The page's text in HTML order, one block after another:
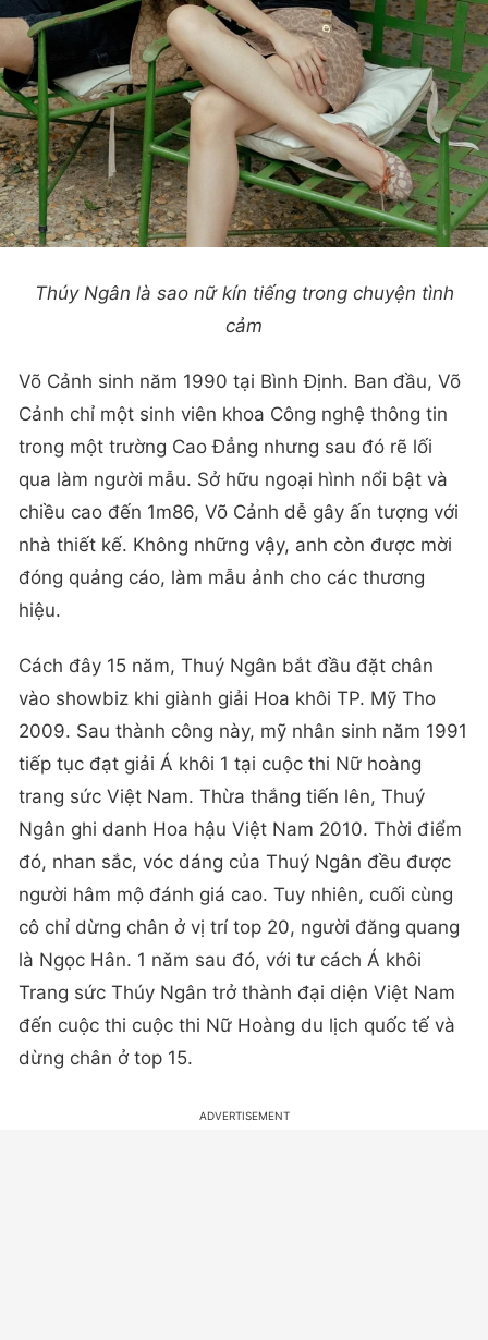
Thúy Ngân là sao nữ kín tiếng trong chuyện tình
cảm
Võ Cảnh sinh năm 1990 tại Bình Định. Ban đầu, Võ
Cảnh chỉ một sinh viên khoa Công nghệ thông tin
trong một trường Cao Đẳng nhưng sau đó rẽ lối
qua làm người mẫu. Sở hữu ngoại hình nổi bật và
chiều cao đến 1m86, Võ Cảnh dễ gây ấn tượng với
nhà thiết kế. Không những vậy, anh còn được mời
đóng quảng cáo, làm mẫu ảnh cho các thương
hiệu.
Cách đây 15 năm, Thuý Ngân bắt đầu đặt chân
vào showbiz khi giành giải Hoa khôi TP. Mỹ Tho
2009. Sau thành công này, mỹ nhân sinh năm 1991
tiếp tục đạt giải Á khôi 1 tại cuộc thi Nữ hoàng
trang sức Việt Nam. Thừa thắng tiến lên, Thuý
Ngân ghi danh Hoa hậu Việt Nam 2010. Thời điểm
đó, nhan sắc, vóc dáng của Thuý Ngân đều được
người hâm mộ đánh giá cao. Tuy nhiên, cuối cùng
cô chỉ dừng chân ở vị trí top 20, người đăng quang
là Ngọc Hân. 1 năm sau đó, với tư cách Á khôi
Trang sức Thúy Ngân trở thành đại diện Việt Nam
đến cuộc thi cuộc thi Nữ Hoàng du lịch quốc tế và
dừng chân ở top 15.